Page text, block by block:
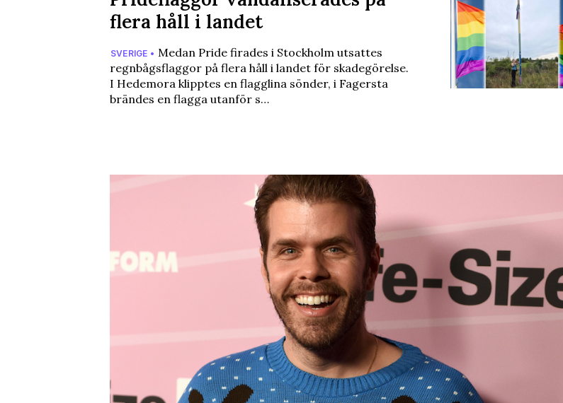
flera håll i landet
SVERIGE • Medan Pride firades i Stockholm utsattes
regnbågsflaggor på flera håll i landet för skadegörelse.
I Hedemora klipptes en flagglina sönder, i Fagersta
brändes en flagga utanför s…